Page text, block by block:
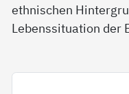
ethnischen
Lebenssituation der